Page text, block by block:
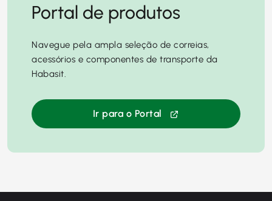
Portal de produtos
Navegue pela ampla seleção de correias,
acessórios e componentes de transporte da
Habasit.
Ir para o Portal